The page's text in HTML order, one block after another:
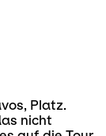
Platz.
nicht